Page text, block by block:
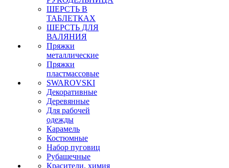
ШЕРСТЬ В
ТАБЛЕТКАХ
ШЕРСТЬ ДЛЯ
ВАЛЯНИЯ
Пряжки
металлические
Пряжки
пластмассовые
SWAROVSKI
Декоративные
Деревянные
Для рабочей
одежды
Карамель
Костюмные
Набор пуговиц
Рубашечные
Красители. химия